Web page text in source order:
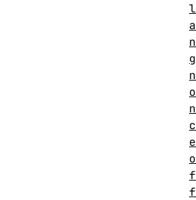
l
a
n
g
n
o
n
c
e
o
f
f